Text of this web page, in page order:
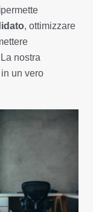
permette
, ottimizzare
nostra
un vero